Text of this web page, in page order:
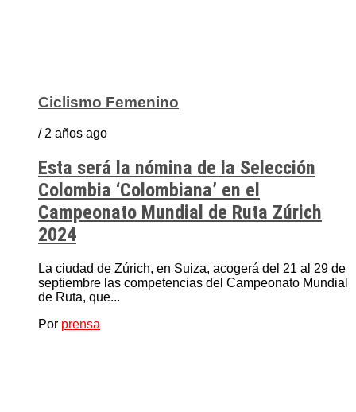
Ciclismo Femenino
/ 2 años ago
Esta será la nómina de la Selección
Colombia ‘Colombiana’ en el
Campeonato Mundial de Ruta Zúrich
2024
La ciudad de Zúrich, en Suiza, acogerá del 21 al 29 de
septiembre las competencias del Campeonato Mundial
de Ruta, que...
Por prensa